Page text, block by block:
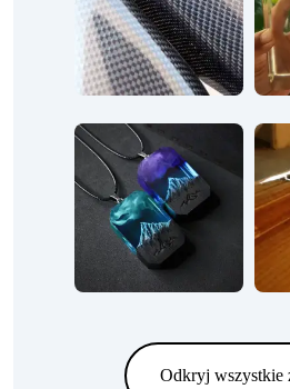
Odkryj wszystkie